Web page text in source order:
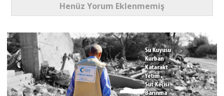
Henüz Yorum Eklenmemiş